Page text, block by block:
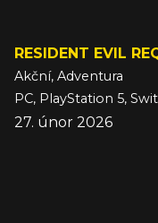
RESIDENT EVIL
Akční, Adventura
PC, PlayStation 5,
27. únor 2026